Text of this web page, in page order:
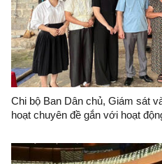
Chi bộ Ban Dân chủ, Giám sát
hoạt chuyên đề gắn với hoạt